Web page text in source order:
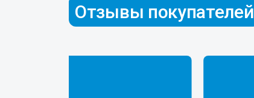
Отзывы покупателей